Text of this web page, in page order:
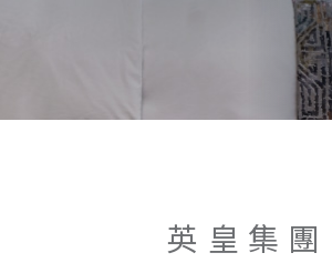
英皇集團